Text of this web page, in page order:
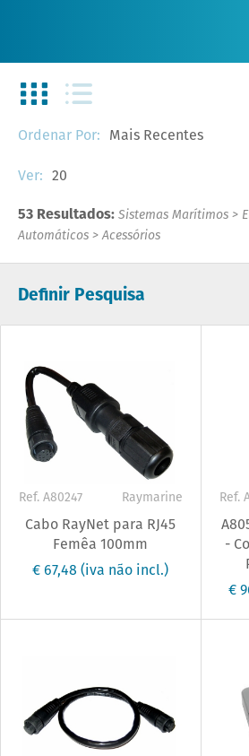
Definir Pesquisa
Ordenar Por: Mais Recentes
Ver: 20
53 Resultados: Sistemas Marítimos >
Automáticos >Acessórios
Ref. A80247 Raymarine
Cabo RayNet para RJ45
Femêa 100mm
€ 67,48(iva não incl.)
Ref.
-
€